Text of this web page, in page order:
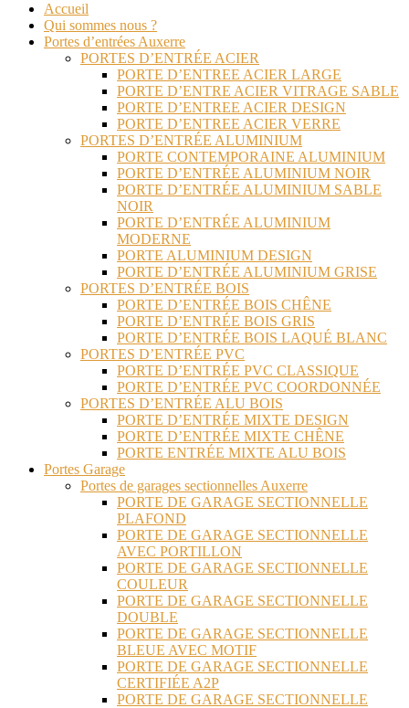
Accueil
Qui sommes nous ?
Portes d’entrées Auxerre
PORTES D’ENTRÉE ACIER
PORTE D’ENTREE ACIER LARGE
PORTE D’ENTRE ACIER VITRAGE SABLE
PORTE D’ENTREE ACIER DESIGN
PORTE D’ENTREE ACIER VERRE
PORTES D’ENTRÉE ALUMINIUM
PORTE CONTEMPORAINE ALUMINIUM
PORTE D’ENTRÉE ALUMINIUM NOIR
PORTE D’ENTRÉE ALUMINIUM SABLE
NOIR
PORTE D’ENTRÉE ALUMINIUM
MODERNE
PORTE ALUMINIUM DESIGN
PORTE D’ENTRÉE ALUMINIUM GRISE
PORTES D’ENTRÉE BOIS
PORTE D’ENTRÉE BOIS CHÊNE
PORTE D’ENTRÉE BOIS GRIS
PORTE D’ENTRÉE BOIS LAQUÉ BLANC
PORTES D’ENTRÉE PVC
PORTE D’ENTRÉE PVC CLASSIQUE
PORTE D’ENTRÉE PVC COORDONNÉE
PORTES D’ENTRÉE ALU BOIS
PORTE D’ENTRÉE MIXTE DESIGN
PORTE D’ENTRÉE MIXTE CHÊNE
PORTE ENTRÉE MIXTE ALU BOIS
Portes Garage
Portes de garages sectionnelles Auxerre
PORTE DE GARAGE SECTIONNELLE
PLAFOND
PORTE DE GARAGE SECTIONNELLE
AVEC PORTILLON
PORTE DE GARAGE SECTIONNELLE
COULEUR
PORTE DE GARAGE SECTIONNELLE
DOUBLE
PORTE DE GARAGE SECTIONNELLE
BLEUE AVEC MOTIF
PORTE DE GARAGE SECTIONNELLE
CERTIFIÉE A2P
PORTE DE GARAGE SECTIONNELLE